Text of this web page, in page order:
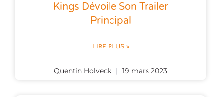
Kings Dévoile Son Trailer
Principal
LIRE PLUS »
Quentin Holveck 19 mars 2023